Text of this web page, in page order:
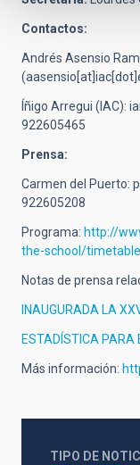
Contactos:
Andrés Asensio
Íñigo Arregui (IAC):
922605465
Prensa:
Carmen del Puerto:
922605208
Programa: http://
the-school/
Notas de prensa
INAUGURADA LA
ESTADÍSTICA PARA
Más información:
TIPO DE